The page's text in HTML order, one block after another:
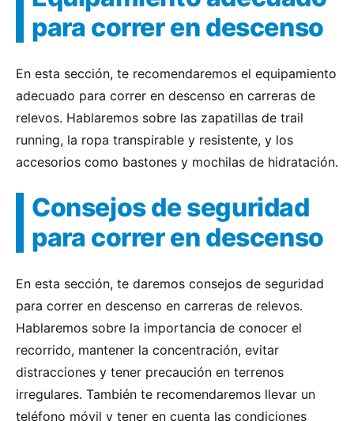
para correr en descenso
En esta sección, te recomendaremos el equipamiento
adecuado para correr en descenso en carreras de
relevos. Hablaremos sobre las zapatillas de trail
running, la ropa transpirable y resistente, y los
accesorios como bastones y mochilas de hidratación.
Consejos de seguridad
para correr en descenso
En esta sección, te daremos consejos de seguridad
para correr en descenso en carreras de relevos.
Hablaremos sobre la importancia de conocer el
recorrido, mantener la concentración, evitar
distracciones y tener precaución en terrenos
irregulares. También te recomendaremos llevar un
teléfono móvil y tener en cuenta las condiciones